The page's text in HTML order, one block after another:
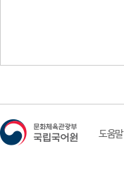
도움말